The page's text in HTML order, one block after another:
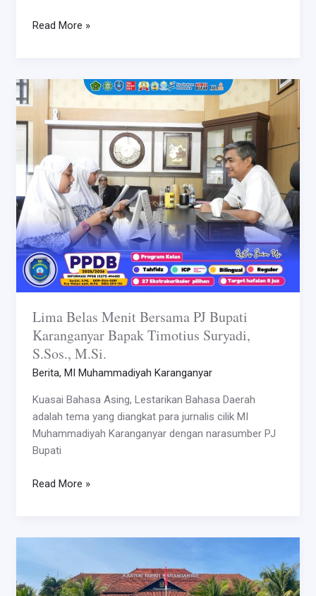
Read More »
Lima Belas Menit Bersama PJ Bupati
Karanganyar Bapak Timotius Suryadi,
S.Sos., M.Si.
Berita, MI Muhammadiyah Karanganyar
Kuasai Bahasa Asing, Lestarikan Bahasa Daerah
adalah tema yang diangkat para jurnalis cilik MI
Muhammadiyah Karanganyar dengan narasumber PJ
Bupati
Lima
Belas
Menit
Bupati
Karanganyar
Bapak
Timotius
Suryadi,
S.Sos.,
M.Si.
Read More »
MI